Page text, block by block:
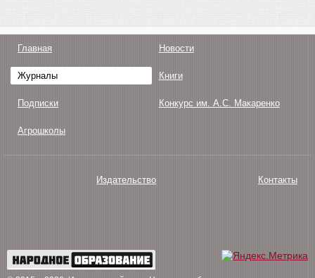
Главная Новости
Журналы Книги
Подписки Конкурс им. А.С. Макаренко
Агрошколы
Издательство Контакты